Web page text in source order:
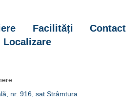
Facilități
Contact
Localizare
nr. 916, sat Strâmtura